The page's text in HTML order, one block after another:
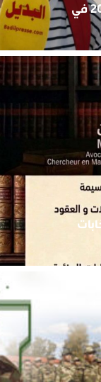
نطلاق امتحانات البكالوريا دورة يونيو 2026 في